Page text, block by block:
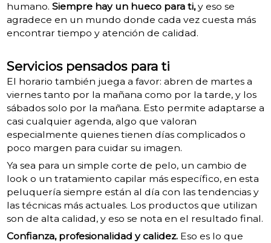
humano. Siempre hay un hueco para ti,y eso se
agradece en un mundo donde cada vez cuesta más
encontrar tiempo y atención de calidad.
Servicios pensados para ti
El horario también juega a favor: abren de martes a
viernes tanto por la mañana como por la tarde, y los
sábados solo por la mañana. Esto permite adaptarse a
casi cualquier agenda, algo que valoran
especialmente quienes tienen días complicados o
poco margen para cuidar su imagen.
Ya sea para un simple corte de pelo, un cambio de
look o un tratamiento capilar más específico, en esta
peluquería siempre están al día con las tendencias y
las técnicas más actuales. Los productos que utilizan
son de alta calidad, y eso se nota en el resultado final.
Confianza, profesionalidad y calidez.Eso es lo que